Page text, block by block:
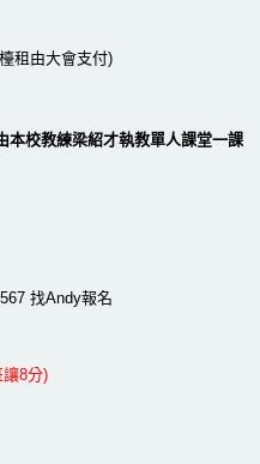
租由大會支付)
本校教練梁紹才執教單人課堂一課
找Andy報名
8分)